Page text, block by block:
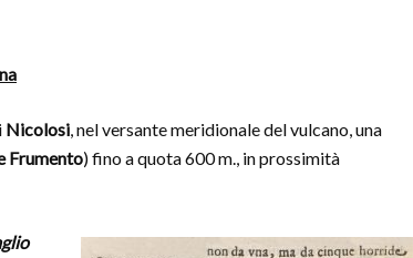
Nicolosi, nel versante meridionale del vulcano, una
Frumento) fino a quota 600 m., in prossimità